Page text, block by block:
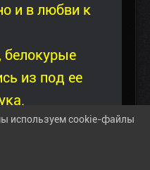
и в любви к
из под ее
к Тарасу и
используем cookie-файлы